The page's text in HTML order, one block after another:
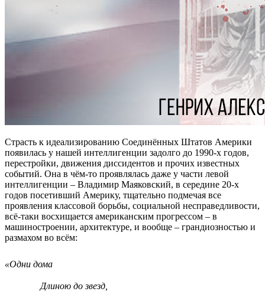
Страсть к идеализированию Соединённых Штатов Америки
появилась у нашей интеллигенции задолго до 1990-х годов,
перестройки, движения диссидентов и прочих известных
событий. Она в чём-то проявлялась даже у части левой
интеллигенции – Владимир Маяковский, в середине 20-х
годов посетивший Америку, тщательно подмечая все
проявления классовой борьбы, социальной несправедливости,
всё-таки восхищается американским прогрессом – в
машиностроении, архитектуре, и вообще – грандиозностью и
размахом во всём:
«Одни дома
Длиною до звезд,